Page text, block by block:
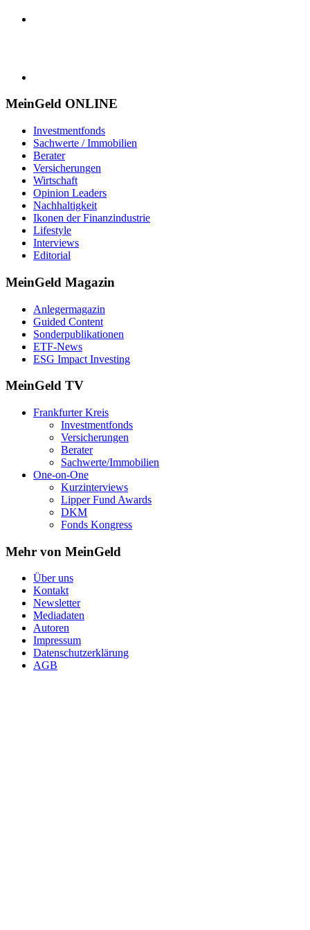
MeinGeld ONLINE
Investmentfonds
Sachwerte / Immobilien
Berater
Versicherungen
Wirtschaft
Opinion Leaders
Nachhaltigkeit
Ikonen der Finanzindustrie
Lifestyle
Interviews
Editorial
MeinGeld Magazin
Anlegermagazin
Guided Content
Sonderpublikationen
ETF-News
ESG Impact Investing
MeinGeld TV
Frankfurter Kreis
Investmentfonds
Versicherungen
Berater
Sachwerte/Immobilien
One-on-One
Kurzinterviews
Lipper Fund Awards
DKM
Fonds Kongress
Mehr von MeinGeld
Über uns
Kontakt
Newsletter
Mediadaten
Autoren
Impressum
Datenschutzerklärung
AGB